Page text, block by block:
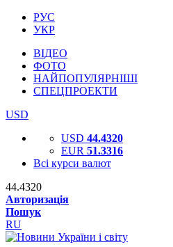
РУС
УКР
ВІДЕО
ФОТО
НАЙПОПУЛЯРНІШІ
СПЕЦПРОЕКТИ
USD
USD 44.4320
EUR 51.3316
Всі курси валют
44.4320
Авторизація
Пошук
RU